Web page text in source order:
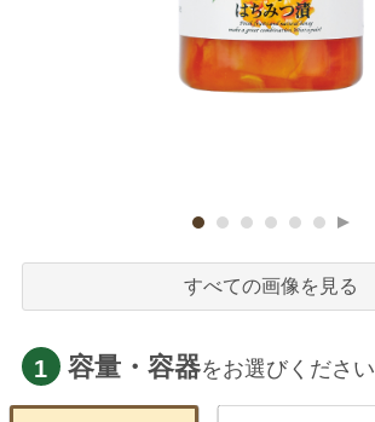
すべての画像を見る
1 容量・容器をお選びください